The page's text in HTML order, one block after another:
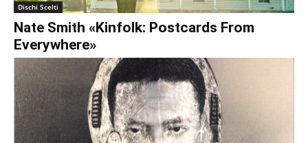
Dischi Scelti
Nate Smith «Kinfolk: Postcards From
Everywhere»